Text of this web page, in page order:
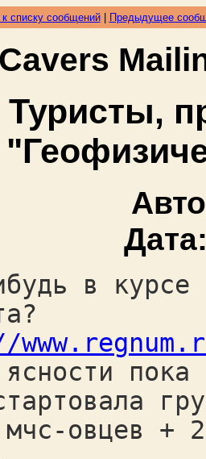
к списку сообщений| Предыдущее
Cavers
Туристы,
в курсе
ясности
мчс-овцев +